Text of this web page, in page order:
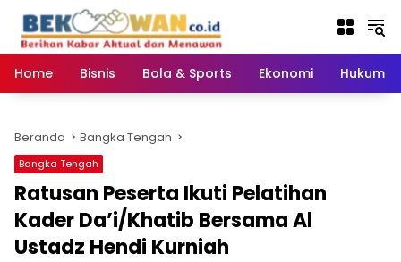
konten
Home
Bisnis Bola & Sports Ekonomi Hukum
Beranda Bangka Tengah
Bangka Tengah
Ratusan Peserta Ikuti Pelatihan
Kader Da’i/Khatib Bersama Al
Ustadz Hendi Kurniah